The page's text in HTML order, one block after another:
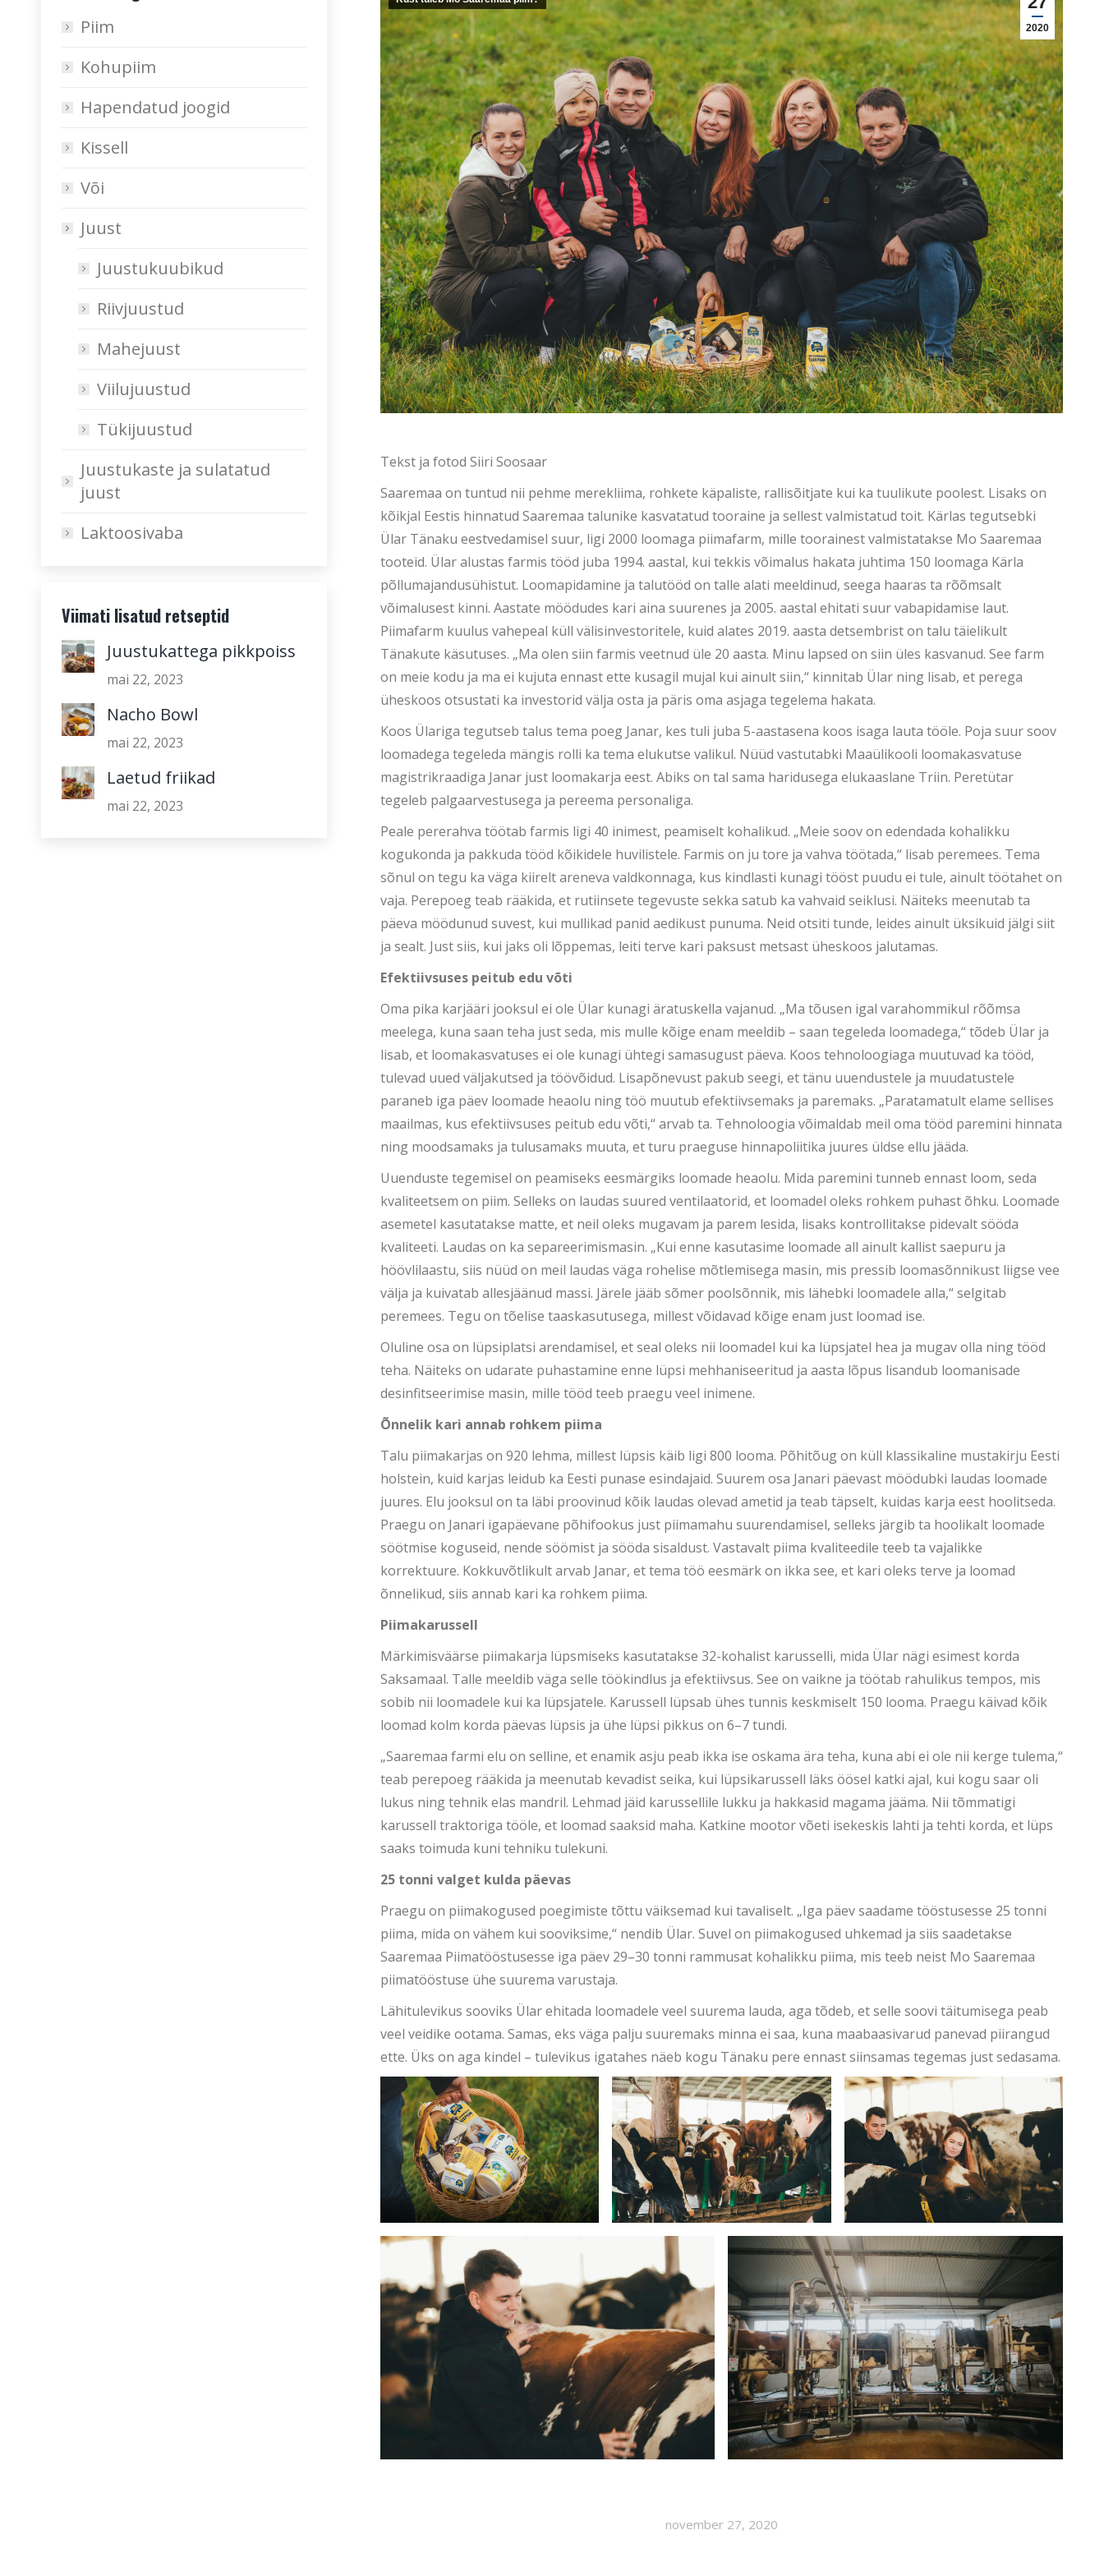
2020
Tekst ja fotod Siiri Soosaar
Saaremaa on tuntud nii pehme merekliima, rohkete käpaliste, rallisõitjate kui ka tuulikute poolest. Lisaks on
kõikjal Eestis hinnatud Saaremaa talunike kasvatatud tooraine ja sellest valmistatud toit. Kärlas tegutsebki
Ülar Tänaku eestvedamisel suur, ligi 2000 loomaga piimafarm, mille toorainest valmistatakse Mo Saaremaa
tooteid. Ülar alustas farmis tööd juba 1994. aastal, kui tekkis võimalus hakata juhtima 150 loomaga Kärla
põllumajandusühistut. Loomapidamine ja talutööd on talle alati meeldinud, seega haaras ta rõõmsalt
võimalusest kinni. Aastate möödudes kari aina suurenes ja 2005. aastal ehitati suur vabapidamise laut.
Piimafarm kuulus vahepeal küll välisinvestoritele, kuid alates 2019. aasta detsembrist on talu täielikult
Tänakute käsutuses. „Ma olen siin farmis veetnud üle 20 aasta. Minu lapsed on siin üles kasvanud. See farm
on meie kodu ja ma ei kujuta ennast ette kusagil mujal kui ainult siin,“ kinnitab Ülar ning lisab, et perega
üheskoos otsustati ka investorid välja osta ja päris oma asjaga tegelema hakata.
Koos Ülariga tegutseb talus tema poeg Janar, kes tuli juba 5-aastasena koos isaga lauta tööle. Poja suur soov
loomadega tegeleda mängis rolli ka tema elukutse valikul. Nüüd vastutabki Maaülikooli loomakasvatuse
magistrikraadiga Janar just loomakarja eest. Abiks on tal sama haridusega elukaaslane Triin. Peretütar
tegeleb palgaarvestusega ja pereema personaliga.
Peale pererahva töötab farmis ligi 40 inimest, peamiselt kohalikud. „Meie soov on edendada kohalikku
kogukonda ja pakkuda tööd kõikidele huvilistele. Farmis on ju tore ja vahva töötada,“ lisab peremees. Tema
sõnul on tegu ka väga kiirelt areneva valdkonnaga, kus kindlasti kunagi tööst puudu ei tule, ainult töötahet on
vaja. Perepoeg teab rääkida, et rutiinsete tegevuste sekka satub ka vahvaid seiklusi. Näiteks meenutab ta
päeva möödunud suvest, kui mullikad panid aedikust punuma. Neid otsiti tunde, leides ainult üksikuid jälgi siit
ja sealt. Just siis, kui jaks oli lõppemas, leiti terve kari paksust metsast üheskoos jalutamas.
Efektiivsuses peitub edu võti
Oma pika karjääri jooksul ei ole Ülar kunagi äratuskella vajanud. „Ma tõusen igal varahommikul rõõmsa
meelega, kuna saan teha just seda, mis mulle kõige enam meeldib – saan tegeleda loomadega,“ tõdeb Ülar ja
lisab, et loomakasvatuses ei ole kunagi ühtegi samasugust päeva. Koos tehnoloogiaga muutuvad ka tööd,
tulevad uued väljakutsed ja töövõidud. Lisapõnevust pakub seegi, et tänu uuendustele ja muudatustele
paraneb iga päev loomade heaolu ning töö muutub efektiivsemaks ja paremaks. „Paratamatult elame sellises
maailmas, kus efektiivsuses peitub edu võti,“ arvab ta. Tehnoloogia võimaldab meil oma tööd paremini hinnata
ning moodsamaks ja tulusamaks muuta, et turu praeguse hinnapoliitika juures üldse ellu jääda.
Uuenduste tegemisel on peamiseks eesmärgiks loomade heaolu. Mida paremini tunneb ennast loom, seda
kvaliteetsem on piim. Selleks on laudas suured ventilaatorid, et loomadel oleks rohkem puhast õhku. Loomade
asemetel kasutatakse matte, et neil oleks mugavam ja parem lesida, lisaks kontrollitakse pidevalt sööda
kvaliteeti. Laudas on ka separeerimismasin. „Kui enne kasutasime loomade all ainult kallist saepuru ja
höövlilaastu, siis nüüd on meil laudas väga rohelise mõtlemisega masin, mis pressib loomasõnnikust liigse vee
välja ja kuivatab allesjäänud massi. Järele jääb sõmer poolsõnnik, mis lähebki loomadele alla,“ selgitab
peremees. Tegu on tõelise taaskasutusega, millest võidavad kõige enam just loomad ise.
Oluline osa on lüpsiplatsi arendamisel, et seal oleks nii loomadel kui ka lüpsjatel hea ja mugav olla ning tööd
teha. Näiteks on udarate puhastamine enne lüpsi mehhaniseeritud ja aasta lõpus lisandub loomanisade
desinfitseerimise masin, mille tööd teeb praegu veel inimene.
Õnnelik kari annab rohkem piima
Talu piimakarjas on 920 lehma, millest lüpsis käib ligi 800 looma. Põhitõug on küll klassikaline mustakirju Eesti
holstein, kuid karjas leidub ka Eesti punase esindajaid. Suurem osa Janari päevast möödubki laudas loomade
juures. Elu jooksul on ta läbi proovinud kõik laudas olevad ametid ja teab täpselt, kuidas karja eest hoolitseda.
Praegu on Janari igapäevane põhifookus just piimamahu suurendamisel, selleks järgib ta hoolikalt loomade
söötmise koguseid, nende söömist ja sööda sisaldust. Vastavalt piima kvaliteedile teeb ta vajalikke
korrektuure. Kokkuvõtlikult arvab Janar, et tema töö eesmärk on ikka see, et kari oleks terve ja loomad
õnnelikud, siis annab kari ka rohkem piima.
Piimakarussell
Märkimisväärse piimakarja lüpsmiseks kasutatakse 32-kohalist karusselli, mida Ülar nägi esimest korda
Saksamaal. Talle meeldib väga selle töökindlus ja efektiivsus. See on vaikne ja töötab rahulikus tempos, mis
sobib nii loomadele kui ka lüpsjatele. Karussell lüpsab ühes tunnis keskmiselt 150 looma. Praegu käivad kõik
loomad kolm korda päevas lüpsis ja ühe lüpsi pikkus on 6–7 tundi.
„Saaremaa farmi elu on selline, et enamik asju peab ikka ise oskama ära teha, kuna abi ei ole nii kerge tulema,“
teab perepoeg rääkida ja meenutab kevadist seika, kui lüpsikarussell läks öösel katki ajal, kui kogu saar oli
lukus ning tehnik elas mandril. Lehmad jäid karussellile lukku ja hakkasid magama jääma. Nii tõmmatigi
karussell traktoriga tööle, et loomad saaksid maha. Katkine mootor võeti isekeskis lahti ja tehti korda, et lüps
saaks toimuda kuni tehniku tulekuni.
25 tonni valget kulda päevas
Praegu on piimakogused poegimiste tõttu väiksemad kui tavaliselt. „Iga päev saadame tööstusesse 25 tonni
piima, mida on vähem kui sooviksime,“ nendib Ülar. Suvel on piimakogused uhkemad ja siis saadetakse
Saaremaa Piimatööstusesse iga päev 29–30 tonni rammusat kohalikku piima, mis teeb neist Mo Saaremaa
piimatööstuse ühe suurema varustaja.
Lähitulevikus sooviks Ülar ehitada loomadele veel suurema lauda, aga tõdeb, et selle soovi täitumisega peab
veel veidike ootama. Samas, eks väga palju suuremaks minna ei saa, kuna maabaasivarud panevad piirangud
ette. Üks on aga kindel – tulevikus igatahes näeb kogu Tänaku pere ennast siinsamas tegemas just sedasama.
november 27, 2020
Piim
Kohupiim
Hapendatud joogid
Kissell
Või
Juust
Juustukuubikud
Riivjuustud
Mahejuust
Viilujuustud
Tükijuustud
Juustukaste ja sulatatud
juust
Laktoosivaba
Viimati lisatud retseptid
Juustukattega pikkpoiss
mai 22, 2023
Nacho Bowl
mai 22, 2023
Laetud friikad
mai 22, 2023